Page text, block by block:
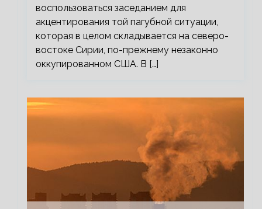
воспользоваться заседанием для
акцентирования той пагубной ситуации,
которая в целом складывается на северо-
востоке Сирии, по-прежнему незаконно
оккупированном США. В […]